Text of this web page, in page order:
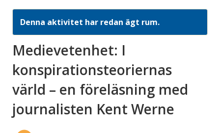
Denna aktivitet har redan ägt rum.
Medievetenhet: I
konspirationsteoriernas
värld – en föreläsning med
journalisten Kent Werne